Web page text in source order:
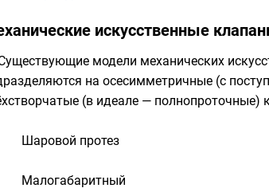
искусственные
модели механических
на осесимметричные (с
(в идеале — полнопроточные)
Шаровой протез
Малогабаритный